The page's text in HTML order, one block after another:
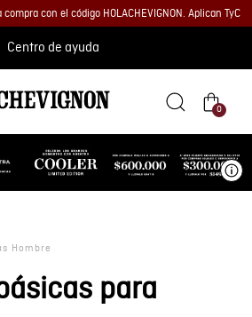
con el código HOLACHEVIGNON. Aplican TyC
Centro de ayuda
0
Hombre
para